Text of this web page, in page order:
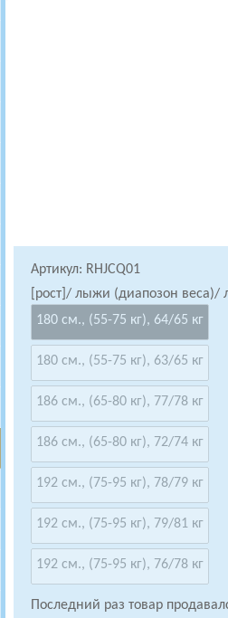
Артикул: RHJCQ01
[рост]/ лыжи (диапозон веса)/
180 см., (55-75 кг), 64/65 кг
180 см., (55-75 кг), 63/65 кг
186 см., (65-80 кг), 77/78 кг
186 см., (65-80 кг), 72/74 кг
192 см., (75-95 кг), 78/79 кг
192 см., (75-95 кг), 79/81 кг
192 см., (75-95 кг), 76/78 кг
Последний раз товар